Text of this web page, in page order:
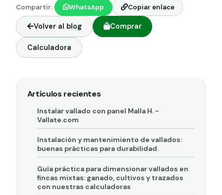
Compartir: WhatsApp Copiar enlace
Volver al blog Comprar
Calculadora
Artículos recientes
Instalar vallado con panel Malla H. -
Vallate.com
Instalación y mantenimiento de vallados:
buenas prácticas para durabilidad.
Guía práctica para dimensionar vallados en
fincas mixtas: ganado, cultivos y trazados
con nuestras calculadoras